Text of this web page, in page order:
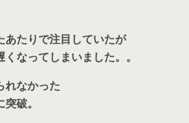
あたりで注目していたが
なってしまいました。。
れなかった
破。